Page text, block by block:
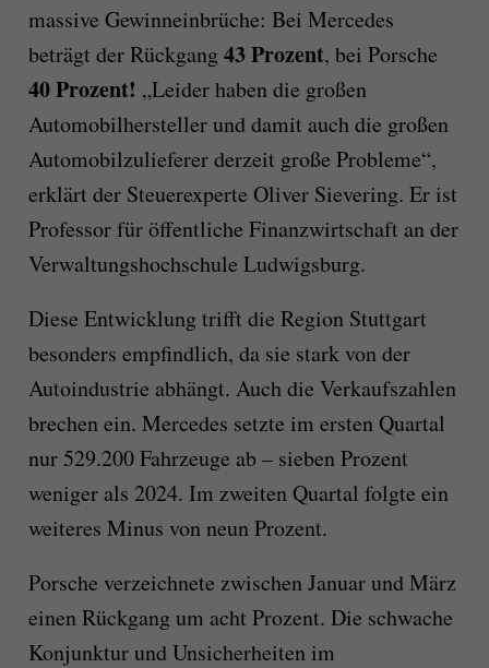
massive Gewinneinbrüche: Bei Mercedes
beträgt der Rückgang43 Prozent, bei Porsche
40Prozent! „Leider haben die großen
Automobilhersteller und damit auch die großen
Automobilzulieferer derzeit große Probleme“,
erklärt der Steuerexperte Oliver Sievering. Er ist
Professor für öffentliche Finanzwirtschaft an der
Verwaltungshochschule Ludwigsburg.
Diese Entwicklung trifft die Region Stuttgart
besonders empfindlich, da sie stark von der
Autoindustrie abhängt. Auch die Verkaufszahlen
brechen ein. Mercedes setzte im ersten Quartal
nur 529.200 Fahrzeuge ab – sieben Prozent
weniger als 2024. Im zweiten Quartal folgte ein
weiteres Minus von neun Prozent.
Porsche verzeichnete zwischen Januar und März
einen Rückgang um acht Prozent. Die schwache
Konjunktur und Unsicherheiten im